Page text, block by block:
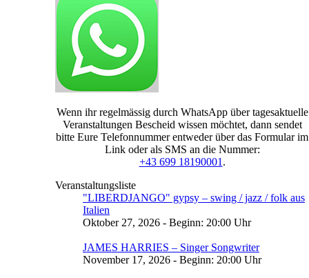
Wenn ihr regelmässig durch WhatsApp über tagesaktuelle
Veranstaltungen Bescheid wissen möchtet, dann sendet
bitte Eure Telefonnummer entweder über das Formular im
Link oder als SMS an die Nummer:
+43 699 18190001 .
Veranstaltungsliste
"LIBERDJANGO" gypsy – swing / jazz / folk aus
Italien
Oktober 27, 2026 - Beginn: 20:00 Uhr
JAMES HARRIES – Singer Songwriter
November 17, 2026 - Beginn: 20:00 Uhr